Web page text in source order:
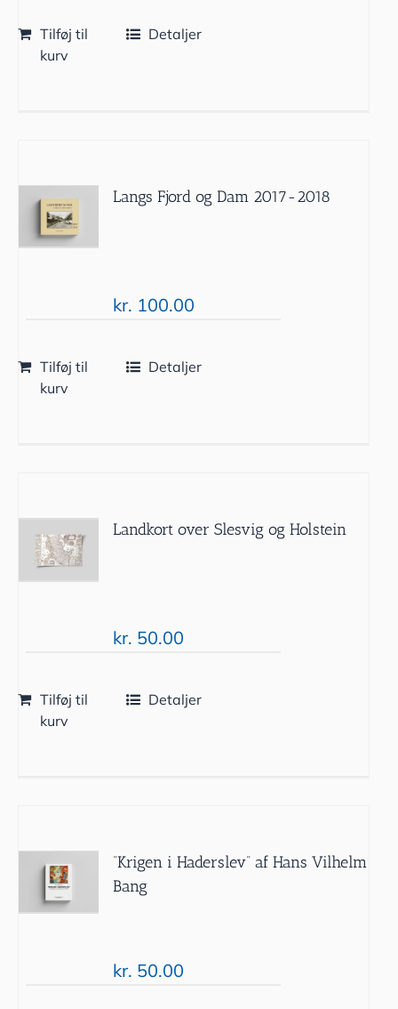
Tilføj til
kurv
Detaljer
Langs Fjord og Dam 2017-2018
kr. 100.00
Tilføj til
kurv
Detaljer
Landkort over Slesvig og Holstein
kr. 50.00
Tilføj til
kurv
Detaljer
“Krigen i Haderslev” af Hans Vilhelm
Bang
kr. 50.00